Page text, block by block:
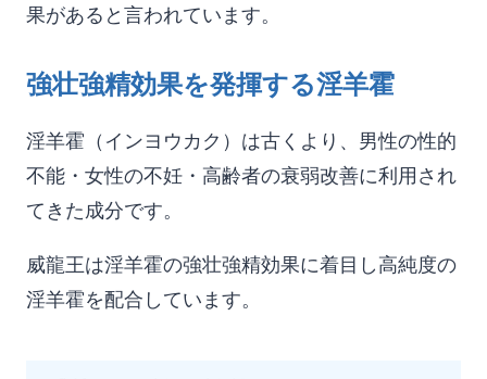
果があると言われています。
強壮強精効果を発揮する淫羊霍
淫羊霍（インヨウカク）は古くより、男性の性的
不能・女性の不妊・高齢者の衰弱改善に利用され
てきた成分です。
威龍王は淫羊霍の強壮強精効果に着目し高純度の
淫羊霍を配合しています。